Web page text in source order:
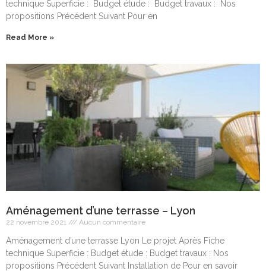
technique Superficie : Budget étude : Budget travaux : Nos
propositions Précédent Suivant Pour en
Read More »
Aménagement d’une terrasse – Lyon
22 novembre 2021 Aucun commentaire
Aménagement d’une terrasse Lyon Le projet Après Fiche
technique Superficie : Budget étude : Budget travaux : Nos
propositions Précédent Suivant Installation de Pour en savoir